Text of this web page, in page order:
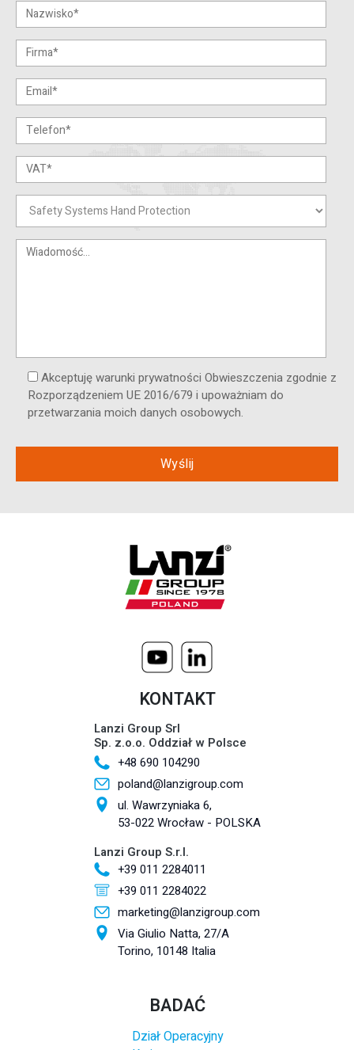
Akceptuję warunki prywatności Obwieszczenia zgodnie z
Rozporządzeniem UE 2016/679 i upoważniam do
przetwarzania moich danych osobowych.
KONTAKT
Lanzi Group Srl
Sp. z.o.o. Oddział w Polsce
+48 690 104290
poland@lanzigroup.com
ul. Wawrzyniaka 6,
53-022 Wrocław - POLSKA
Lanzi Group S.r.l.
+39 011 2284011
+39 011 2284022
marketing@lanzigroup.com
Via Giulio Natta, 27/A
Torino, 10148 Italia
BADAĆ
Dział Operacyjny